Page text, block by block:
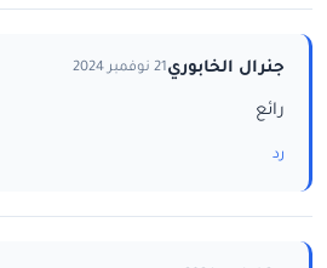
جنرال الخابوري21 نوفمبر 2024
رائع
رد